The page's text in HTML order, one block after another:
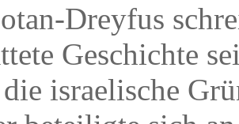
Dreyfus
Geschichte
israelische